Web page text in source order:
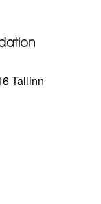
Tallinn